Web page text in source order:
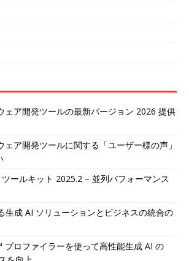
ェア開発ツールの最新バージョン 2026 提供
ア開発ツールに関する「ユーザー様の声」
ールキット 2025.2 – 並列パフォーマンス
生成 AI ソリューションとビジネスの統合の
ロファイラーを使って高性能生成 AI の